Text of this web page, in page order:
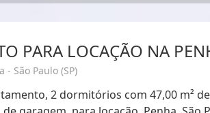
PARA LOCAÇÃO NA
- São Paulo (SP)
2 dormitórios com 47,00 m²